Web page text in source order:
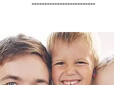
-------------------------